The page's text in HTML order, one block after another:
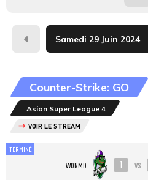
Hier
Counter-Strike: GO
Asian Super League 4
VOIR LE STREAM
TERMINÉ
WDNMD 1 vs